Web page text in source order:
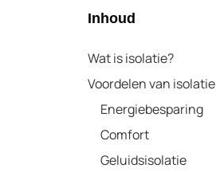
Inhoud
Wat is isolatie?
Voordelen van isolatie
Energiebesparing
Comfort
Geluidsisolatie